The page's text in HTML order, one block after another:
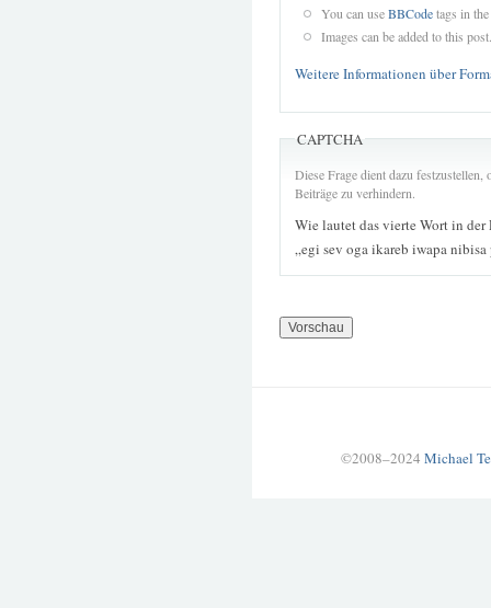
You can useBBCodetags in
Images can be added to this post.
Weitere Informationen über
CAPTCHA
Diese Frage dient dazu
Beiträge zu verhindern.
Wie lautet das vierte Wort in der
„egi sev oga ikareb iwapa
©2008–2024 Michael